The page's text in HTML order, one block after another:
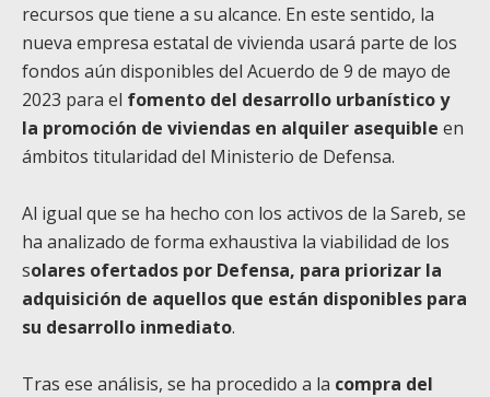
recursos que tiene a su alcance. En este sentido, la
nueva empresa estatal de vivienda usará parte de los
fondos aún disponibles del Acuerdo de 9 de mayo de
2023 para el fomento del desarrollo urbanístico y
la promoción de viviendas en alquiler asequible en
ámbitos titularidad del Ministerio de Defensa.
Al igual que se ha hecho con los activos de la Sareb, se
ha analizado de forma exhaustiva la viabilidad de los
solares ofertados por Defensa, para priorizar la
adquisición de aquellos que están disponibles para
su desarrollo inmediato.
Tras ese análisis, se ha procedido a la compra del